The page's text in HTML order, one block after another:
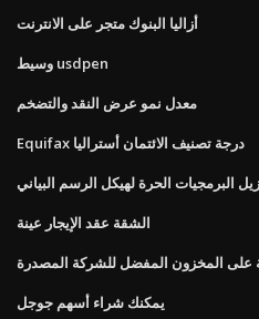
أزاليا البنوك متجر على الانترنت
وسيط usdpen
معدل نمو عرض النقد والتضخم
Equifax درجة تصنيف الائتمان أستراليا
البرمجيات الحرة لهيكل الرسم البياني
الشقة عقد الإيجار عينة
على المخزون المفضل للشركة المصدرة
يمكنك شراء أسهم جوجل